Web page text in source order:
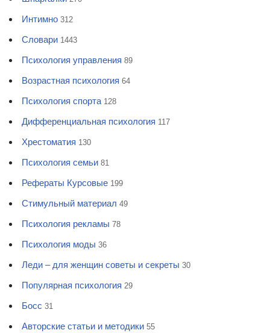
Интимно 312
Словари 1443
Психология управления 89
Возрастная психология 64
Психология спорта 128
Дифференциальная психология 117
Хрестоматия 130
Психология семьи 81
Рефераты Курсовые 199
Стимульный материал 49
Психология рекламы 78
Психология моды 36
Леди – для женщин советы и секреты 30
Популярная психология 29
Босс 31
Авторские статьи и методики 55